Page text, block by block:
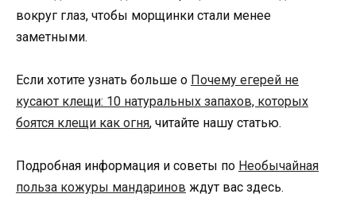
вокруг глаз, чтобы морщинки стали менее
заметными.
Если хотите узнать больше о Почему егерей не
кусают клещи: 10 натуральных запахов, которых
боятся клещи как огня, читайте нашу статью.
Подробная информация и советы по Необычайная
польза кожуры мандаринов ждут вас здесь.